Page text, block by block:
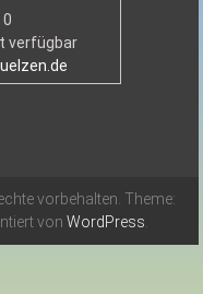
verfügbar
vorbehalten. Theme:
von WordPress